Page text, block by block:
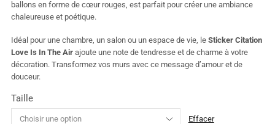
ballons en forme de cœur rouges, est parfait pour créer une ambiance
chaleureuse et poétique.
Idéal pour une chambre, un salon ou un espace de vie, le Sticker Citation
Love Is In The Air ajoute une note de tendresse et de charme à votre
décoration. Transformez vos murs avec ce message d’amour et de
douceur.
Taille
Effacer